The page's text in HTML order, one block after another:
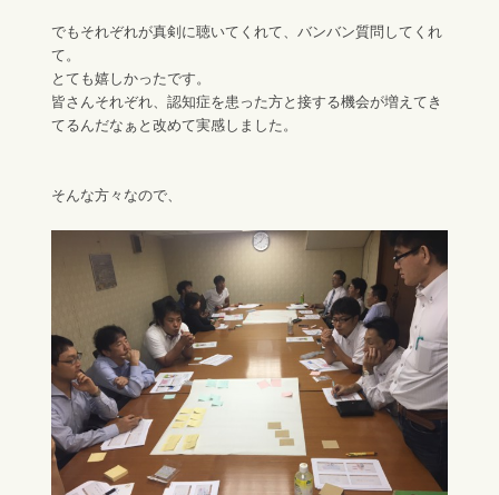
でもそれぞれが真剣に聴いてくれて、バンバン質問してくれ
て。
とても嬉しかったです。
皆さんそれぞれ、認知症を患った方と接する機会が増えてき
てるんだなぁと改めて実感しました。
そんな方々なので、